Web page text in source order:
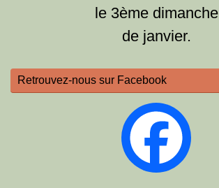
le 3ème dimanche
de janvier.
Retrouvez-nous sur Facebook